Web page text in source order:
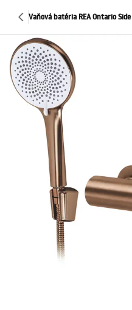
Vaňová batéria REA Ontario